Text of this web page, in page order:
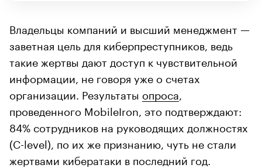
Владельцы компаний и высший менеджмент —
заветная цель для киберпреступников, ведь
такие жертвы дают доступ к чувствительной
информации, не говоря уже о счетах
организации. Результаты опроса
проведенного MobileIron, это подтверждают:
84% сотрудников на руководящих должностях
(C-level), по их же признанию, чуть не стали
жертвами кибератаки в последний год.